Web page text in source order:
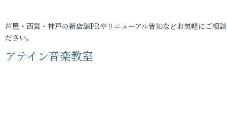
芦屋・西宮・神戸の新店舗PRやリニューアル告知などお気軽にご相
ださい。
アテイン音楽教室